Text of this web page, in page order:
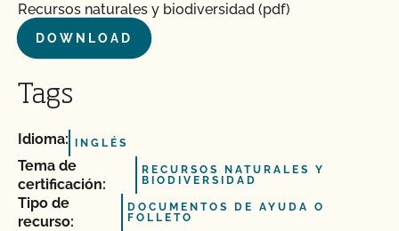
Recursos naturales y biodiversidad (pdf)
DOWNLOAD
Tags
Idioma: INGLÉS
Tema de
certificación:
RECURSOS NATURALES Y
BIODIVERSIDAD
Tipo de
recurso:
DOCUMENTOS DE AYUDA O
FOLLETO